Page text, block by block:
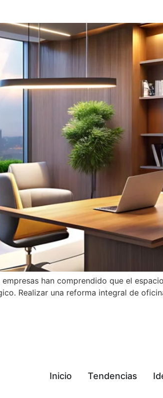
han comprendido que el
Realizar una reforma integral de
Inicio Tendencias